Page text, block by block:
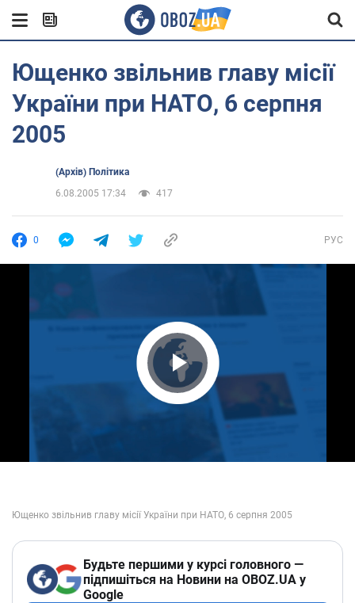
Ющенко звільнив главу місії
України при НАТО, 6 серпня
2005
(Архів) Політика
6.08.2005 17:34
417
0 РУС
Play Video
Будьте першими у курсі головного —
підпишіться на Новини на OBOZ.UA у
Google